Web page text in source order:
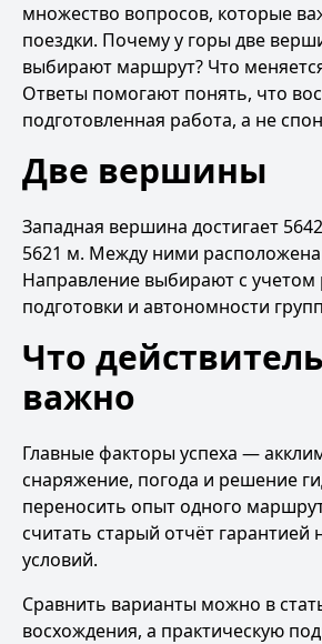
множество вопросов, которые
поездки. Почему у горы две
выбирают маршрут? Что
Ответы помогают понять, что
подготовленная работа, а не
Две вершины
Западная вершина достигает
5621 м. Между ними расположена
Направление выбирают с учетом
подготовки и автономности
Что
важно
Главные факторы успеха —
снаряжение, погода и решение
переносить опыт одного
считать старый отчёт
условий.
Сравнить варианты можно в
восхождения, а практическую